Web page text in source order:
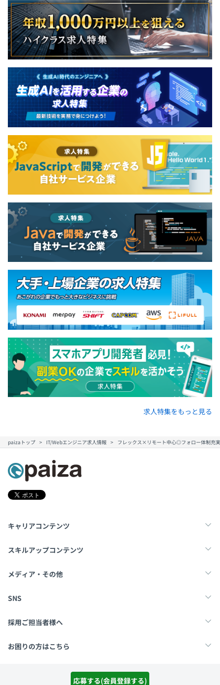
ステムによって異なる）
■フレームワーク：Vue.js、React、Flutter、Django
■Web Server：Unicorn、Nginx
■DB：MySQL、NoSQL
■バージョン管理：GitHub
■チャットツール：Slack、Teams
給与に関してはランク制度があり、年1度見直しされま
す。
年数回役員面談があり自分の成長の方向性を伝えたり成果
をアピールすることができます。
エンジニアのスペシャリストとマネジメントの大きく2つ
の進路が用意されています。
全社8名（うち、経営層2名）
【取締役兼COO】34歳
■2016年〜2021年：大手メーカーにてデジタルカメラの
組込みソフトウェア開発
■2021年〜現在：スマイルフォース株式会社にてWebシ
大手メーカーにて、大規模チームにおける開発手法および
プロジェクトマネジメントに従事。よりエンドユーザーと
の距離が近い環境での開発を志向し、Web業界へ転身。
当初はWebシステム開発未経験ながら、実戦を通じてフ
ロントエンドからバックエンドまでを網羅するフルスタッ
ムマネジメント、システム設計、プログラミングまで、組
ナーの方など必要なスキルに応じてアサインを決めていま
■小規模プロジェクトが多いので、基本的にはリーダーと
■ウォーターフォール開発のような形を取ることが多いで
応募する(会員登録する)
求人特集をもっと見る
paizaトップ IT/Webエンジニア求人情報 フレックス×リモート中心◎フォロー体制充
キャリアコンテンツ
転職・キャリア
スキルアップコンテンツ
学習
メディア・その他
Tech Team Journal
SNS
X
採用ご担当者様へ
採用・教育をお考えの企業様へ
お困りの方はこちら
お問い合わせ・FAQ
利用規約プライバシーポリシーCookieポリシー